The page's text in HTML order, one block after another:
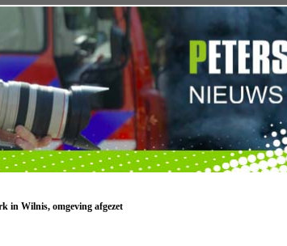
in Wilnis, omgeving afgezet